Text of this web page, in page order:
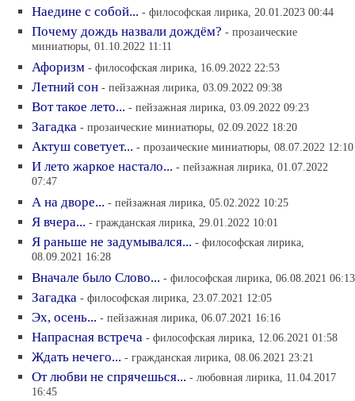
Наедине с собой... - философская лирика, 20.01.2023 00:44
Почему дождь назвали дождём? - прозаические
миниатюры, 01.10.2022 11:11
Афоризм - философская лирика, 16.09.2022 22:53
Летний сон - пейзажная лирика, 03.09.2022 09:38
Вот такое лето... - пейзажная лирика, 03.09.2022 09:23
Загадка - прозаические миниатюры, 02.09.2022 18:20
Актуш советует... - прозаические миниатюры, 08.07.2022 12:10
И лето жаркое настало... - пейзажная лирика, 01.07.2022
07:47
А на дворе... - пейзажная лирика, 05.02.2022 10:25
Я вчера... - гражданская лирика, 29.01.2022 10:01
Я раньше не задумывался... - философская лирика,
08.09.2021 16:28
Вначале было Слово... - философская лирика, 06.08.2021 06:13
Загадка - философская лирика, 23.07.2021 12:05
Эх, осень... - пейзажная лирика, 06.07.2021 16:16
Напрасная встреча - философская лирика, 12.06.2021 01:58
Ждать нечего... - гражданская лирика, 08.06.2021 23:21
От любви не спрячешься... - любовная лирика, 11.04.2017
16:45